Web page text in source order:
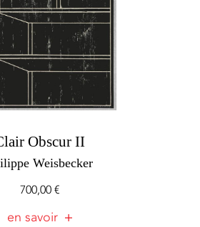
Obscur II
Weisbecker
700,00€
en savoir